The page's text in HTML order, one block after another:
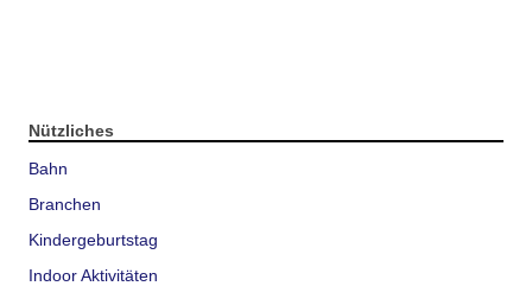
Nützliches
Bahn
Branchen
Kindergeburtstag
Indoor Aktivitäten